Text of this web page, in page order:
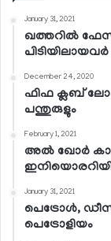
January 31, 2021
ഖത്തറില്‍
December 24, 2020
ഫിഫ ക്ലബ്
പന്തുരുളും
February 1, 2021
അല്‍ ഖോര്‍
January 31, 2021
പെട്രോള്‍,
പെട്രോളിയം